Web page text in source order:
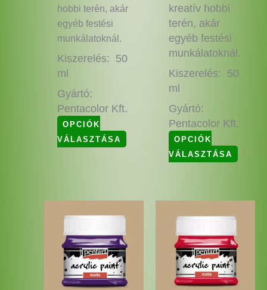
hobbi terén, akár
egyéb festési
munkálatoknál.
Kiszerelés: 50
ml
Gyártó:
Pentacolor Kft.
OPCIÓK
VÁLASZTÁSA
kreatív hobbi
terén, akár
egyéb festési
munkálatoknál.
Kiszerelés: 50
ml
Gyártó:
Pentacolor Kft.
OPCIÓK
VÁLASZTÁSA
terméknek
több
van.
több
van.